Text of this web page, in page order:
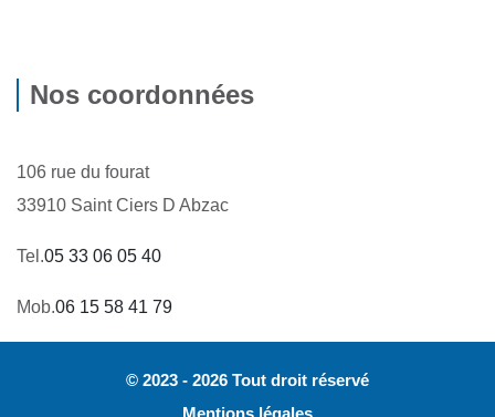
Nos coordonnées
106 rue du fourat
33910 Saint Ciers D Abzac
Tel.05 33 06 05 40
Mob.06 15 58 41 79
© 2023 - 2026 Tout droit réservé
Mentions légales